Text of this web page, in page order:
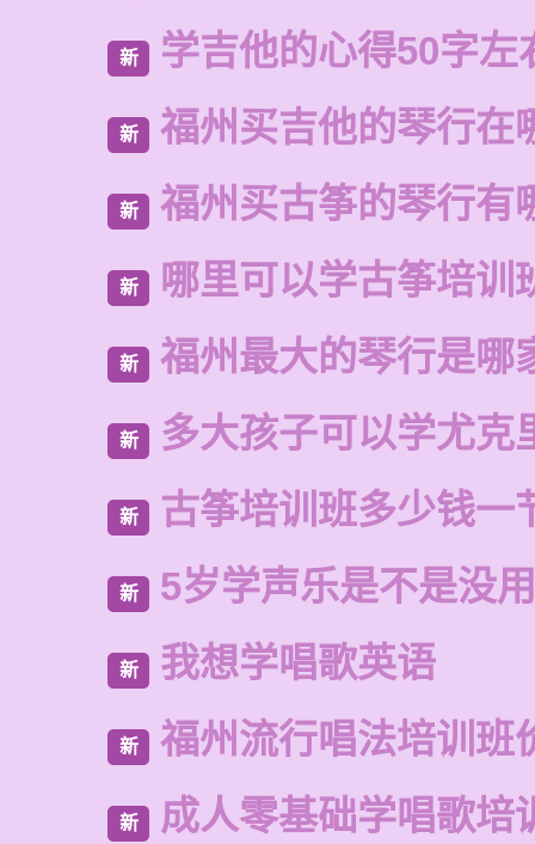
新 学吉他的心得50字左
新 福州买吉他的琴行在
新 福州买古筝的琴行有
新 哪里可以学古筝培训
新 福州最大的琴行是哪
新 多大孩子可以学尤克
新 古筝培训班多少钱一
新 5岁学声乐是不是没用
新 我想学唱歌英语
新 福州流行唱法培训班
新 成人零基础学唱歌培